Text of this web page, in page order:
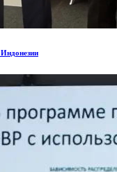
Индонезии